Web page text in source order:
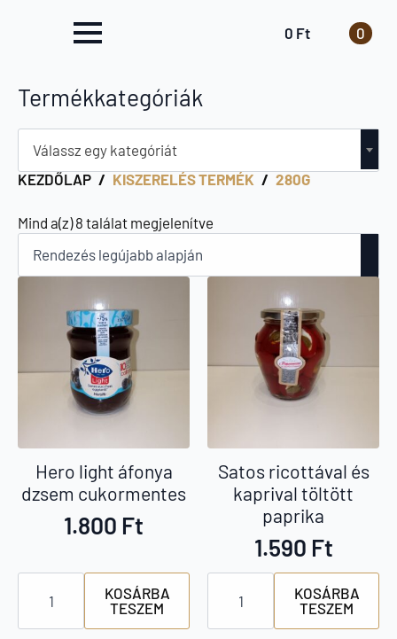
0 Ft 0
Termékkategóriák
Válassz egy kategóriát
KEZDŐLAP
KISZERELÉS TERMÉK 280G
Mind a(z) 8 találat megjelenítve
Hero light áfonya
dzsem cukormentes
1.800 Ft
Hero
áfonya
dzsem
KOSÁRBA
TESZEM
Satos ricottával és
kaprival töltött
paprika
1.590 Ft
Satos
ricottával
kaprival
KOSÁRBA
TESZEM